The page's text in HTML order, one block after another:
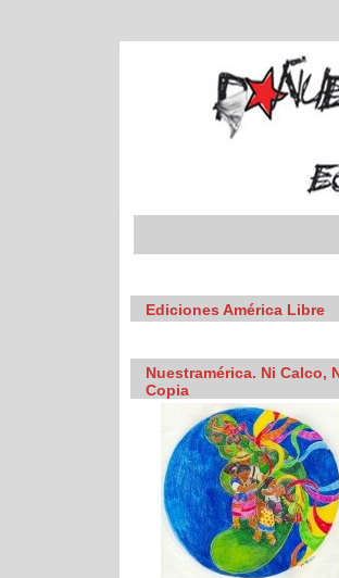
Ediciones América Libre
Nuestramérica. Ni Calco,
Copia